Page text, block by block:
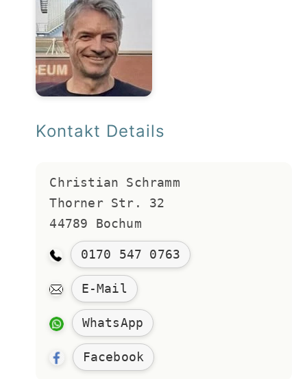
Kontakt Details
Christian Schramm
Thorner Str. 32
44789 Bochum
0170 547 0763
E-Mail
WhatsApp
Facebook